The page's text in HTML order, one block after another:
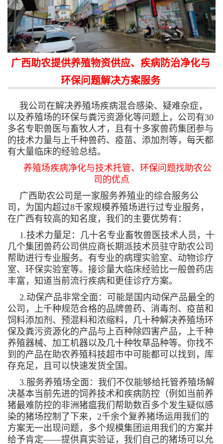
广西助农提供养殖物资供应、疾病防治净化与
环保问题解决方案服务
我公司在解决养殖场疾病混合感染、疑难杂症，
以及养殖场的环保与粪污资源化等问题上，公司有30
多名专职兽医与畜牧人才，且有十多家兽药集团参与
的技术力量与上千种兽药、疫苗、添加剂等，每天都
有大量临床的经验总结。
养殖场疾病净化与技术托管、环保问题找助农公
司的优点
广西助农公司是一家服务养殖业的综合服务公
司，为国内超过8千家规模养殖场进行过专业服务，
在广西有较高的知名度，我们的主要优势有：
1.技术力量足：几十名专业畜牧兽医技术人员，十
几个集团兽药公司供应商长期派技术员驻守助农公司
帮助进行专业服务。有专业的病理实验室、动物诊疗
室、环保实验室等。接诊量大临床经验比一般兽药店
丰富，知道当前流行疾病和更佳诊疗方案。
2.动保产品非常全面：可能是国内动保产品最全的
公司，上千种规范合格的品牌兽药、消毒剂、疫苗和
饲料添加剂、预混料和浓缩料，几十种解决养殖场环
保及粪污资源化的产品与上百种除四害产品，上千种
养殖器械、加工机器以及几十种牧草品种等。你找不
到的产品在助农养殖科技超市中可能都可以找到，库
存充足，且可以快速发货全国。
3.服务养殖场全面：我们不仅能够给托管养殖场解
决基本当前先进的饲养技术和疾病防控（例如当前养
猪最难防控的非洲猪瘟我们帮助数百多个发生疑似感
染的猪场控制了下来，2千余个复养猪场运用我们的
方案无一出现问题，多个规模集团运用我们的方案并
给予肯定——提供真实验证，我们自己的猪场可以允